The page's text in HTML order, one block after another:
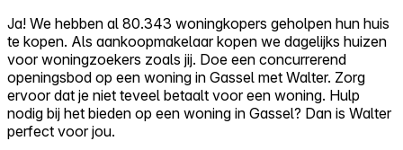
Ja! We hebben al 80.343 woningkopers geholpen hun huis
te kopen. Als aankoopmakelaar kopen we dagelijks huizen
voor woningzoekers zoals jij. Doe een concurrerend
openingsbod op een woning in Gassel met Walter. Zorg
ervoor dat je niet teveel betaalt voor een woning. Hulp
nodig bij het bieden op een woning in Gassel? Dan is Walter
perfect voor jou.